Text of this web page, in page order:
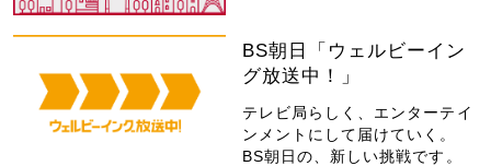
BS朝日「ウェルビーイン
グ放送中！」
テレビ局らしく、エンターテイ
ンメントにして届けていく。
BS朝日の、新しい挑戦です。